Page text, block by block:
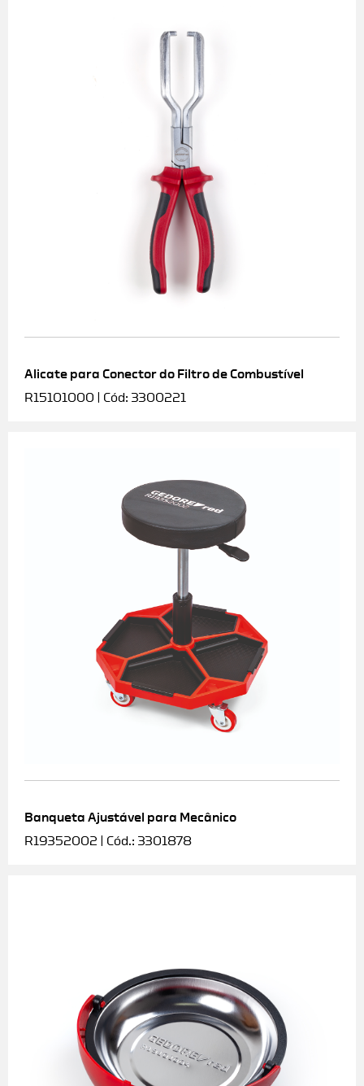
Alicate para Conector do Filtro de Combustível
R15101000 | Cód: 3300221
Banqueta Ajustável para Mecânico
R19352002 | Cód.: 3301878